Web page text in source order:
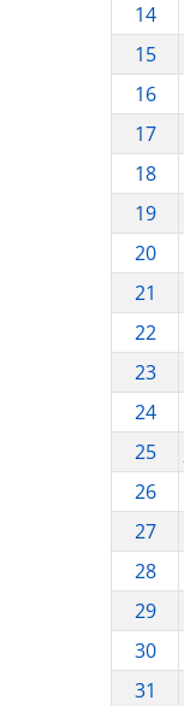
14
15
16
17
18
19
20
21
22
23
24
25
26
27
28
29
30
31